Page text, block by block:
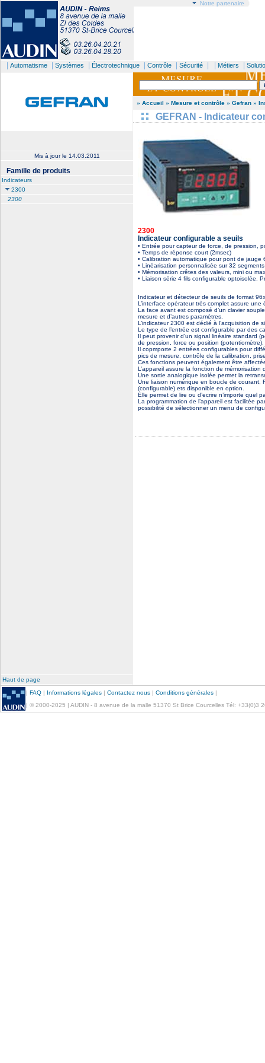
Notre partenaire
Automatisme Systèmes Électrotechnique Contrôle Sécurité Métiers
Mis à jour le 14.03.2011
Famille de produits
Indicateurs
2300
2300
» Accueil » Mesure et contrôle » Gefran »
GEFRAN - Indicateur
2300
Indicateur configurable a seuils
• Entrée pour capteur de force, de pression,
• Temps de réponse court (2msec)
• Calibration automatique pour pont de jauge
• Linéarisation personnalisée sur 32 segments
• Mémorisation crêtes des valeurs, mini ou
• Liaison série 4 fils configurable optoisolée.
Indicateur et détecteur de seuils de format
L’interface opérateur très complet assure
La face avant est composé d’un clavier
mesure et d’autres paramètres.
L’indicateur 2300 est dédié à l’acquisition
Le type de l’entrée est configurable par des
Il peut provenir d’un signal linéaire standard
de pression, force ou position (potentiomètre).
Il copmporte 2 entrées configurables pour
pics de mesure, contrôle de la calibration,
Ces fonctions peuvent également être
L’appareil assure la fonction de
Une sortie analogique isolée permet la
Une liaison numérique en boucle de courant,
(configurable) ets disponible en option.
Elle permet de lire ou d’ecrire n’importe quel
La programmation de l’appareil est facilitée
possibilité de sélectionner un menu de
Haut de page
| FAQ | Informations légales | Contactez nous | Conditions générales |
| © 2000-2025 | AUDIN - 8 avenue de la malle 51370 St Brice Courcelles Tél: